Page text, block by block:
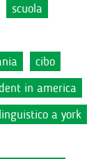
scuola
cibo
in america
a york